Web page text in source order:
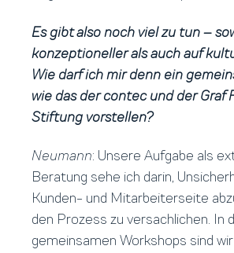
Es gibt also noch viel zu tun –
konzeptioneller als auch auf
Wie darf ich mir denn ein
wie das der contec und der Graf
Stiftung vorstellen?
Neumann: Unsere Aufgabe als
Beratung sehe ich darin,
Kunden- und Mitarbeiterseite
den Prozess zu versachlichen. In
gemeinsamen Workshops sind